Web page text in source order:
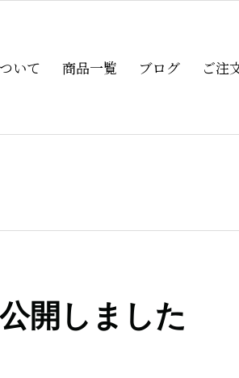
いて 商品一覧 ブログ ご注
開しました